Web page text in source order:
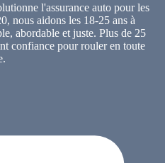
l'assurance auto pour les
nous aidons les 18-25 ans à
abordable et juste. Plus de 25
confiance pour rouler en toute